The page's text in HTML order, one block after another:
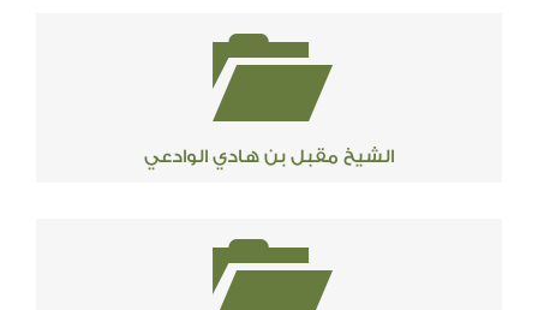
الشيخ مقبل بن هادي الوادعي